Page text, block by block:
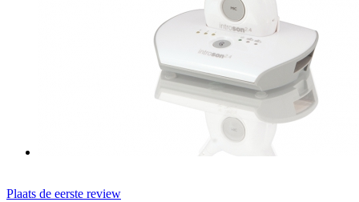
Plaats de eerste review